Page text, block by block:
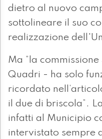
dietro al nuovo
sottolineare il suo
realizzazione
Ma “la
Quadri - ha solo
ricordato
il due di briscola”.
infatti al Municipio
intervistato sempre